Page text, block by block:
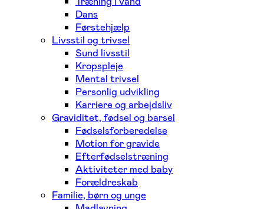
Dans
Førstehjælp
Livsstil og trivsel
Sund livsstil
Kropspleje
Mental trivsel
Personlig udvikling
Karriere og arbejdsliv
Graviditet, fødsel og barsel
Fødselsforberedelse
Motion for gravide
Efterfødselstræning
Aktiviteter med baby
Forældreskab
Familie, børn og unge